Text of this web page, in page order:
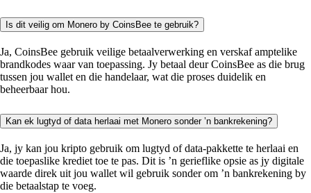
Is dit veilig om Monero by CoinsBee te gebruik?
Ja, CoinsBee gebruik veilige betaalverwerking en verskaf amptelike
brandkodes waar van toepassing. Jy betaal deur CoinsBee as die brug
tussen jou wallet en die handelaar, wat die proses duidelik en
beheerbaar hou.
Kan ek lugtyd of data herlaai met Monero sonder ’n bankrekening?
Ja, jy kan jou kripto gebruik om lugtyd of data-pakkette te herlaai en
die toepaslike krediet toe te pas. Dit is ’n gerieflike opsie as jy digitale
waarde direk uit jou wallet wil gebruik sonder om ’n bankrekening by
die betaalstap te voeg.